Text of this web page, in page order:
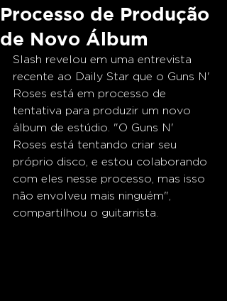
Processo de Produção
de Novo Álbum
Slash revelou em uma entrevista
recente ao Daily Star que o Guns N'
Roses está em processo de
tentativa para produzir um novo
álbum de estúdio. "O Guns N'
Roses está tentando criar seu
próprio disco, e estou colaborando
com eles nesse processo, mas isso
não envolveu mais ninguém",
compartilhou o guitarrista.